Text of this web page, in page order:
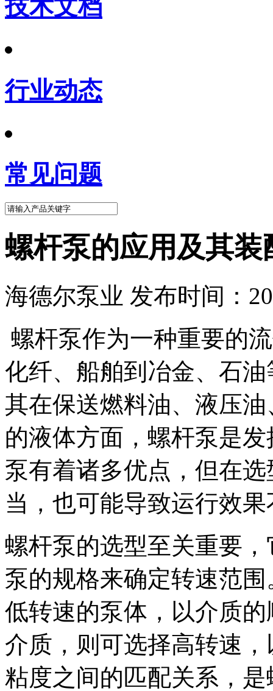
技术文档
行业动态
常见问题
螺杆泵的应用及其装
海德尔泵业 发布时间：
螺杆泵作为一种重要的
化纤、船舶到冶金、石
其在保送燃料油、液压
的液体方面，螺杆泵是
泵有着诸多优点，但在
当，也可能导致运行效
螺杆泵的选型至关重要
泵的规格来确定转速范
低转速的泵体，以介质
介质，则可选择高转速
粘度之间的匹配关系，